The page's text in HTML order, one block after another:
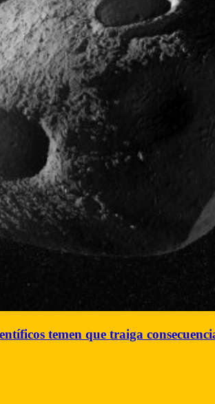
temen que traiga